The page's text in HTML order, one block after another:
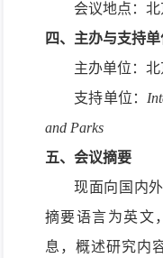
会议地点：
四、 主办与支持单
主办单位：
支持单位：
and Parks
五、 会议摘要
现面向国内
摘要语言为英文
息，概述研究内